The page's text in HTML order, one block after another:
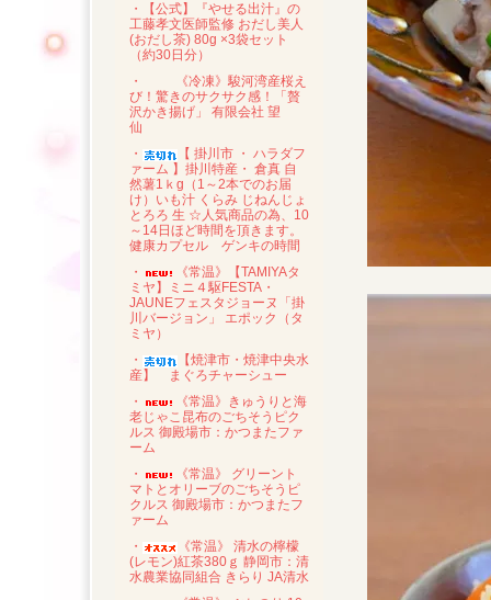
・【公式】『やせる出汁』の
工藤孝文医師監修 おだし美人
(おだし茶) 80g ×3袋セット
（約30日分）
・
《冷凍》駿河湾産桜え
び！驚きのサクサク感！「贅
沢かき揚げ」 有限会社 望
仙
・
【 掛川市 ・ ハラダフ
ァーム 】掛川特産・ 倉真 自
然薯1ｋg（1～2本でのお届
け）いも汁 くらみ じねんじょ
とろろ 生 ☆人気商品の為、10
～14日ほど時間を頂きます。
健康カプセル ゲンキの時間
・
《常温》【TAMIYAタ
ミヤ】ミニ４駆FESTA・
JAUNEフェスタジョーヌ「掛
川バージョン」 エポック（タ
ミヤ）
・
【焼津市・焼津中央水
産】 まぐろチャーシュー
・
《常温》きゅうりと海
老じゃこ昆布のごちそうピク
ルス 御殿場市：かつまたファ
ーム
・
《常温》 グリーント
マトとオリーブのごちそうピ
クルス 御殿場市：かつまたフ
ァーム
・
《常温》 清水の檸檬
(レモン)紅茶380ｇ 静岡市：清
水農業協同組合 きらり JA清水